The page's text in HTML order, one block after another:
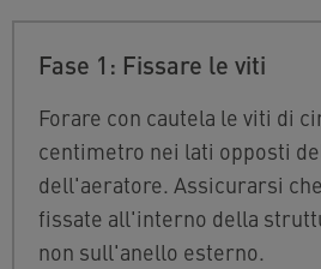
Fase 1: Fissare le viti
Forare con cautela le viti di
centimetro nei lati opposti
dell'aeratore. Assicurarsi
fissate all'interno della
non sull'anello esterno.